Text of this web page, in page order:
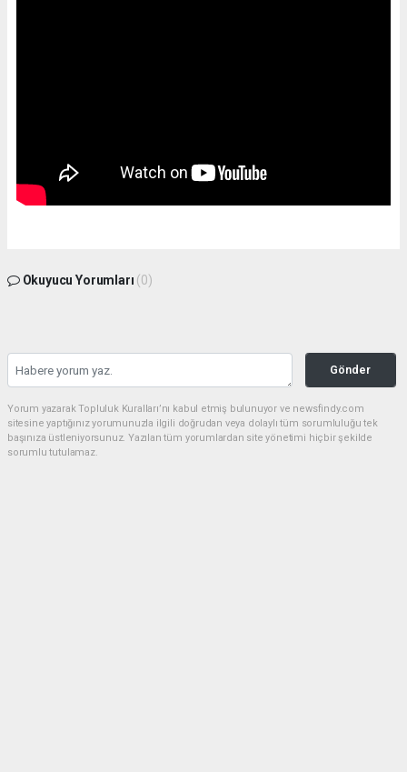
Okuyucu Yorumları (0)
Gönder
Yorum yazarak Topluluk Kuralları’nı kabul etmiş bulunuyor ve newsfindy.com
sitesine yaptığınız yorumunuzla ilgili doğrudan veya dolaylı tüm sorumluluğu tek
başınıza üstleniyorsunuz. Yazılan tüm yorumlardan site yönetimi hiçbir şekilde
sorumlu tutulamaz.